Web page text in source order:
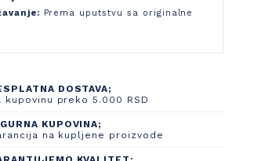
Prema uputstvu sa originalne
DOSTAVA;
kupovinu preko 5.000 RSD
KUPOVINA;
na kupljene proizvode